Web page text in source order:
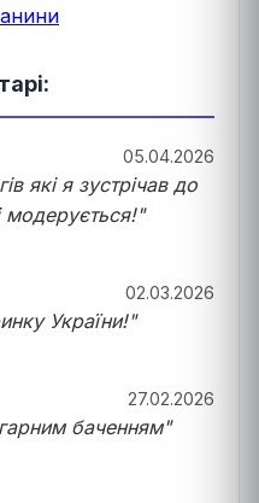
05.04.2026
які я зустрічав до
модерується!"
02.03.2026
України!"
27.02.2026
баченням"